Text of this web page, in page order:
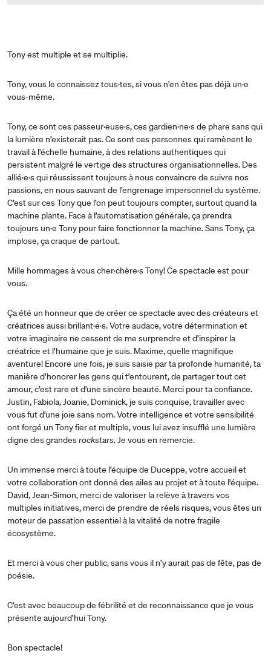
Tony est multiple et se multiplie.
Tony, vous le connaissez tous·tes, si vous n’en êtes pas déjà un·e
vous-même.
Tony, ce sont ces passeur·euse·s, ces gardien·ne·s de phare sans qui
la lumière n’existerait pas. Ce sont ces personnes qui ramènent le
travail à l'échelle humaine, à des relations authentiques qui
persistent malgré le vertige des structures organisationnelles. Des
allié·e·s qui réussissent toujours à nous convaincre de suivre nos
passions, en nous sauvant de l’engrenage impersonnel du système.
C’est sur ces Tony que l’on peut toujours compter, surtout quand la
machine plante. Face à l’automatisation générale, ça prendra
toujours un·e Tony pour faire fonctionner la machine. Sans Tony, ça
implose, ça craque de partout.
Mille hommages à vous cher·chère·s Tony! Ce spectacle est pour
vous.
Ça été un honneur que de créer ce spectacle avec des créateurs et
créatrices aussi brillant·e·s. Votre audace, votre détermination et
votre imaginaire ne cessent de me surprendre et d’inspirer la
créatrice et l’humaine que je suis. Maxime, quelle magnifique
aventure! Encore une fois, je suis saisie par ta profonde humanité, ta
manière d’honorer les gens qui t’entourent, de partager tout cet
amour, c’est rare et d’une sincère beauté. Merci pour ta confiance.
Justin, Fabiola, Joanie, Dominick, je suis conquise, travailler avec
vous fut d’une joie sans nom. Votre intelligence et votre sensibilité
ont forgé un Tony fier et multiple, vous lui avez insufflé une lumière
digne des grandesrockstars. Je vous en remercie.
Un immense merci à toute l’équipe de Duceppe, votre accueil et
votre collaboration ont donné des ailes au projet et à toute l’équipe.
David, Jean-Simon, merci de valoriser la relève à travers vos
multiples initiatives, merci de prendre de réels risques, vous êtes un
moteur de passation essentiel à la vitalité de notre fragile
écosystème.
Et merci à vous cher public, sans vous il n’y aurait pas de fête, pas de
poésie.
C’est avec beaucoup de fébrilité et de reconnaissance que je vous
présente aujourd’hui Tony.
Bon spectacle!